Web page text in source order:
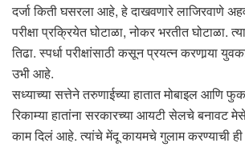
दर्जा किती घसरला आहे, हे दाखवणारे लाजिरवाणे
परीक्षा प्रक्रियेत घोटाळा, नोकर भरतीत घोटाळा.
तिढा. स्पर्धा परीक्षांसाठी कसून प्रयत्न करणार्‍या
उभी आहे.
सध्याच्या सत्तेने तरुणाईच्या हातात मोबाइल आणि
रिकाम्या हातांना सरकारच्या आयटी सेलचे बनावट
काम दिलं आहे. त्यांचे मेंदू कायमचे गुलाम करण्याची